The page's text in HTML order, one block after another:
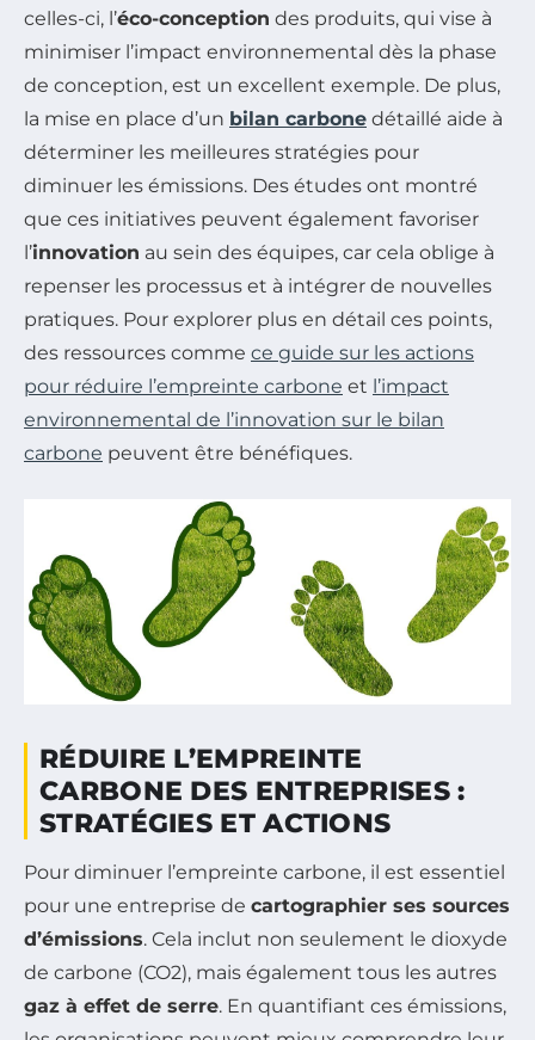
celles-ci, l’éco-conception des produits, qui vise à
minimiser l’impact environnemental dès la phase
de conception, est un excellent exemple. De plus,
la mise en place d’un bilan carbone détaillé aide à
déterminer les meilleures stratégies pour
diminuer les émissions. Des études ont montré
que ces initiatives peuvent également favoriser
l’innovation au sein des équipes, car cela oblige à
repenser les processus et à intégrer de nouvelles
pratiques. Pour explorer plus en détail ces points,
des ressources comme ce guide sur les actions
pour réduire l’empreinte carbone et l’impact
environnemental de l’innovation sur le bilan
carbone peuvent être bénéfiques.
RÉDUIRE L’EMPREINTE
CARBONE DES ENTREPRISES :
STRATÉGIES ET ACTIONS
Pour diminuer l’empreinte carbone, il est essentiel
pour une entreprise de cartographier ses sources
d’émissions. Cela inclut non seulement le dioxyde
de carbone (CO2), mais également tous les autres
gaz à effet de serre. En quantifiant ces émissions,